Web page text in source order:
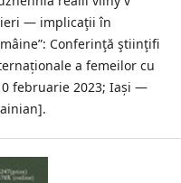
ieri — implicaţii în
Conferinţă ştiinţifi
a femeilor cu
februarie 2023; Iași —